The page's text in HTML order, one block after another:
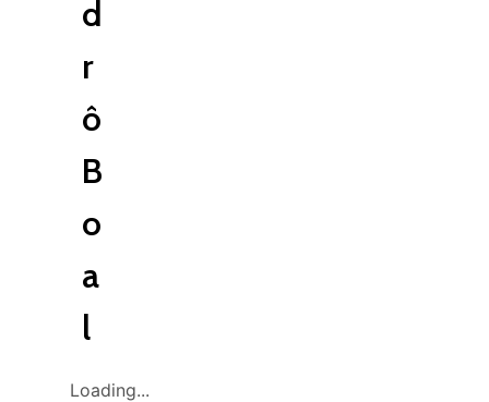
d
r
ô
B
o
a
l
Loading...